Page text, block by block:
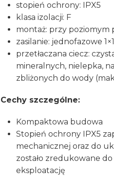
stopień ochrony: IPX5
klasa izolacji: F
montaż: przy poziomym
zasilanie: jednofazowe
przetłaczana ciecz:
mineralnych, nielepka,
zbliżonych do wody
Cechy szczególne:
Kompaktowa budowa
Stopień ochrony IPX5
mechanicznej oraz do
zostało zredukowane
eksploatację